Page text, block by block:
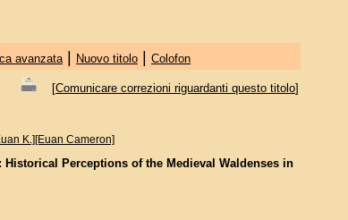
avanzata| Nuovo titolo| Colofon
[Comunicare correzioni riguardanti questo titolo]
K.][Euan Cameron]
Historical Perceptions of the Medieval Waldenses in